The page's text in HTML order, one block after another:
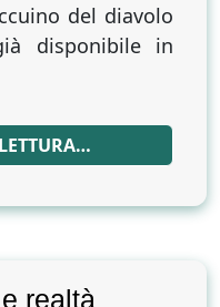
del diavolo
disponibile in
realtà